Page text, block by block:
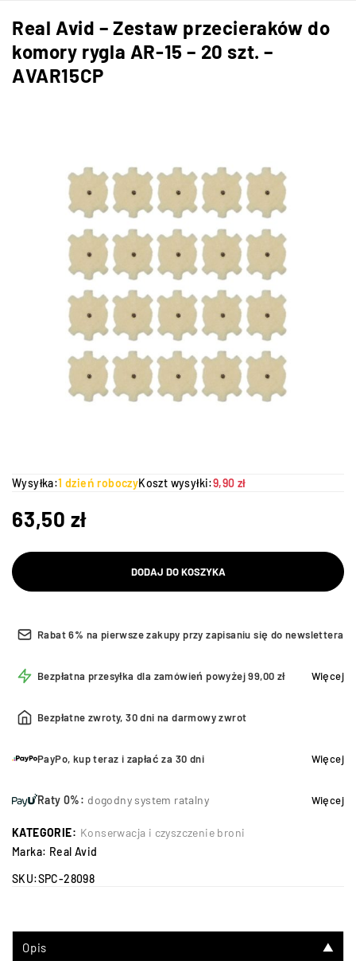
Real Avid – Zestaw przecieraków do
komory rygla AR-15 – 20 szt. –
AVAR15CP
Wysyłka:1 dzień roboczyKoszt wysyłki:9,90 zł
63,50 zł
DODAJ DO KOSZYKA
Rabat 6% na pierwsze zakupy przy zapisaniu się do newslettera
Bezpłatna przesyłka dla zamówień powyżej 99,00 zł Więcej
Bezpłatne zwroty, 30 dni na darmowy zwrot
PayPo, kup teraz i zapłać za 30 dni Więcej
Raty 0%: dogodny system ratalny Więcej
KATEGORIE: Konserwacja i czyszczenie broni
Marka: Real Avid
SKU:SPC-28098
Opis ▼